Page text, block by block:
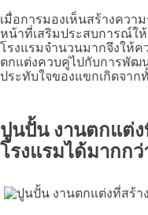
เมื่อการมองเห็นสร้างควา
หน้าที่เสริมประสบการณ์ใ
โรงแรมจำนวนมากจึงให้
ตกแต่งควบคู่ไปกับการพัฒ
ประทับใจของแขกเกิดจาก
ปูนปั้น งานตกแต่
โรงแรมได้มากก